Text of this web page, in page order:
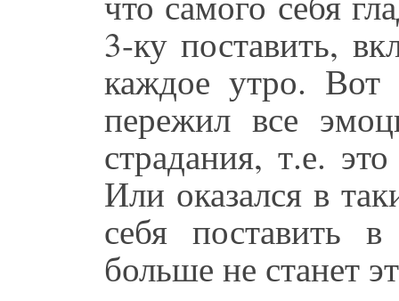
3-ку поставить,
каждое утро. Вот
пережил все
страдания, т.е.
Или оказался в
себя поставить
больше не станет